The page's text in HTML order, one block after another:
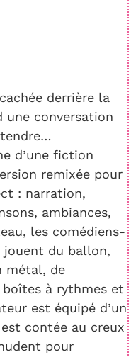
derrière la
une conversation
d’une fiction
remixée pour
: narration,
ambiances,
les comédiens-
du ballon,
métal, de
boîtes à rythmes et
est équipé d’un
contée au creux
pour